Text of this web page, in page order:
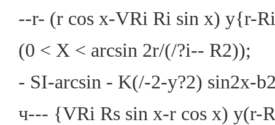
--r- (r cos x-VRi Ri sin x) y{r-
(0 < X < arcsin 2r/(/?i-- R2));
- SI-arcsin - K(/-2-y?2) sin2x-
ч--- {VRi Rs sin x-r cos x) y(r-